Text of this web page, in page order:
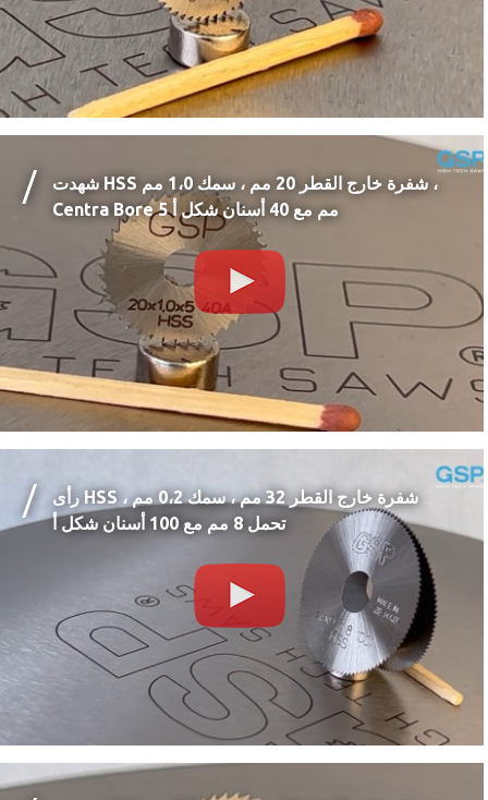
شهدت HSS شفرة خارج القطر 20 مم ، سمك 1،0 مم ،
Centra Bore 5 مم مع 40 أسنان شكل أ
رأى HSS شفرة خارج القطر 32 مم ، سمك 0،2 مم ،
تحمل 8 مم مع 100 أسنان شكل أ